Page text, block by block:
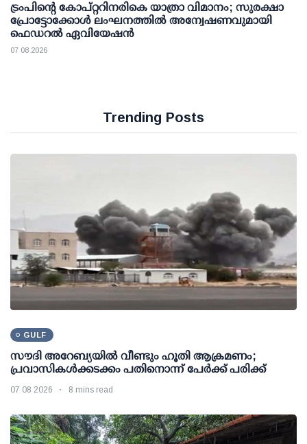
ട്രംപിന്റെ കോപ്റ്ററിനരികെ യാത്രാ വിമാനം; സുരക്ഷാ
പ്രോട്ടോക്കോള്‍ ലംഘനത്തില്‍ അന്വേഷണവുമായി
ഫെഡറല്‍ ഏവിയേഷന്‍
07 08 2026
Trending Posts
GULF
സൗദി അറേബ്യയില്‍ വീണ്ടും ഹൂതി ആക്രമണം;
പ്രവാസികള്‍ക്കടക്കം പതിനൊന്ന് പേര്‍ക്ക് പരിക്ക്
07 08 2026 8 mins read